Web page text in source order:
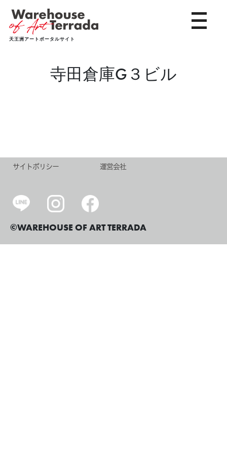
天王洲アートポータルサイト
toggle
寺田倉庫G３ビル
サイトポリシー 運営会社
©WAREHOUSE OF ART TERRADA